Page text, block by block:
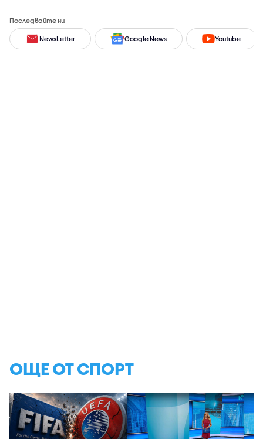
Последвайте ни
NewsLetter Google News Youtube
ОЩЕ ОТ СПОРТ